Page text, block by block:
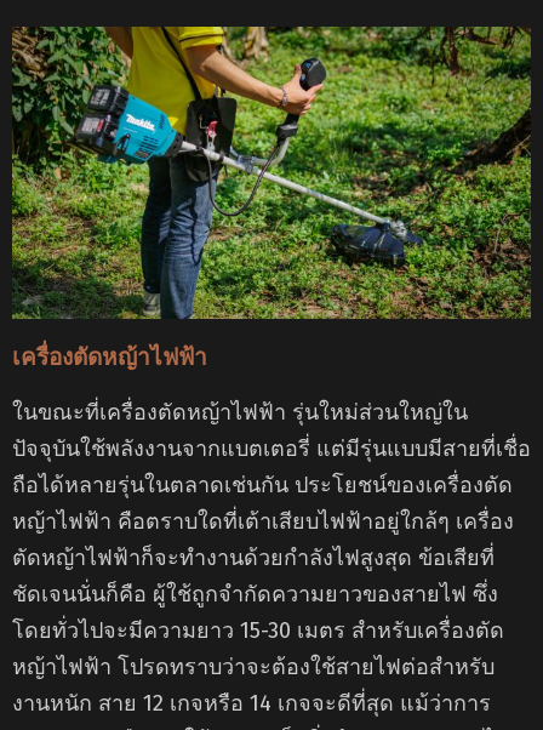
เครื่องตัดหญ้าไฟฟ้า
ในขณะที่เครื่องตัดหญ้าไฟฟ้า รุ่นใหม่ส่วนใหญ่ใน
ปัจจุบันใช้พลังงานจากแบตเตอรี่ แต่มีรุ่นแบบมีสายที่เชื่อ
ถือได้หลายรุ่นในตลาดเช่นกัน ประโยชน์ของเครื่องตัด
หญ้าไฟฟ้า คือตราบใดที่เต้าเสียบไฟฟ้าอยู่ใกล้ๆ เครื่อง
ตัดหญ้าไฟฟ้าก็จะทำงานด้วยกำลังไฟสูงสุด ข้อเสียที่
ชัดเจนนั่นก็คือ ผู้ใช้ถูกจำกัดความยาวของสายไฟ ซึ่ง
โดยทั่วไปจะมีความยาว 15-30 เมตร สำหรับเครื่องตัด
หญ้าไฟฟ้า โปรดทราบว่าจะต้องใช้สายไฟต่อสำหรับ
งานหนัก สาย 12 เกจหรือ 14 เกจจะดีที่สุด แม้ว่าการ